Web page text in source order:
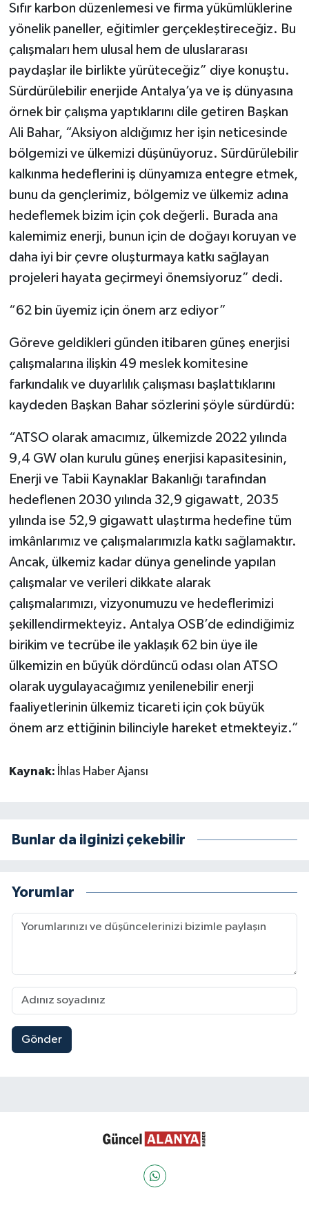
Sıfır karbon düzenlemesi ve firma yükümlüklerine
yönelik paneller, eğitimler gerçekleştireceğiz. Bu
çalışmaları hem ulusal hem de uluslararası
paydaşlar ile birlikte yürüteceğiz” diye konuştu.
Sürdürülebilir enerjide Antalya’ya ve iş dünyasına
örnek bir çalışma yaptıklarını dile getiren Başkan
Ali Bahar, “Aksiyon aldığımız her işin neticesinde
bölgemizi ve ülkemizi düşünüyoruz. Sürdürülebilir
kalkınma hedeflerini iş dünyamıza entegre etmek,
bunu da gençlerimiz, bölgemiz ve ülkemiz adına
hedeflemek bizim için çok değerli. Burada ana
kalemimiz enerji, bunun için de doğayı koruyan ve
daha iyi bir çevre oluşturmaya katkı sağlayan
projeleri hayata geçirmeyi önemsiyoruz” dedi.
“62 bin üyemiz için önem arz ediyor”
Göreve geldikleri günden itibaren güneş enerjisi
çalışmalarına ilişkin 49 meslek komitesine
farkındalık ve duyarlılık çalışması başlattıklarını
kaydeden Başkan Bahar sözlerini şöyle sürdürdü:
“ATSO olarak amacımız, ülkemizde 2022 yılında
9,4 GW olan kurulu güneş enerjisi kapasitesinin,
Enerji ve Tabii Kaynaklar Bakanlığı tarafından
hedeflenen 2030 yılında 32,9 gigawatt, 2035
yılında ise 52,9 gigawatt ulaştırma hedefine tüm
imkânlarımız ve çalışmalarımızla katkı sağlamaktır.
Ancak, ülkemiz kadar dünya genelinde yapılan
çalışmalar ve verileri dikkate alarak
çalışmalarımızı, vizyonumuzu ve hedeflerimizi
şekillendirmekteyiz. Antalya OSB’de edindiğimiz
birikim ve tecrübe ile yaklaşık 62 bin üye ile
ülkemizin en büyük dördüncü odası olan ATSO
olarak uygulayacağımız yenilenebilir enerji
faaliyetlerinin ülkemiz ticareti için çok büyük
önem arz ettiğinin bilinciyle hareket etmekteyiz.”
Kaynak: İhlas Haber Ajansı
Bunlar da ilginizi çekebilir
Yorumlar
Gönder